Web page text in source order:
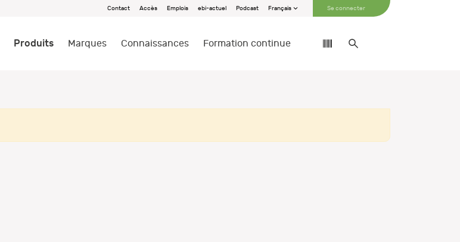
Contact Accès Emplois ebi-actuel Podcast Français Se connecter
Produits Marques Connaissances Formation continue